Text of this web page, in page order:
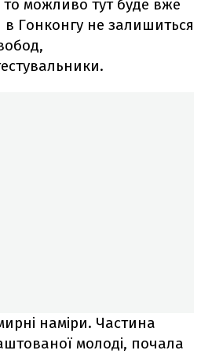
можливо тут буде вже
в Гонконгу не залишиться
наміри. Частина
молоді, почала